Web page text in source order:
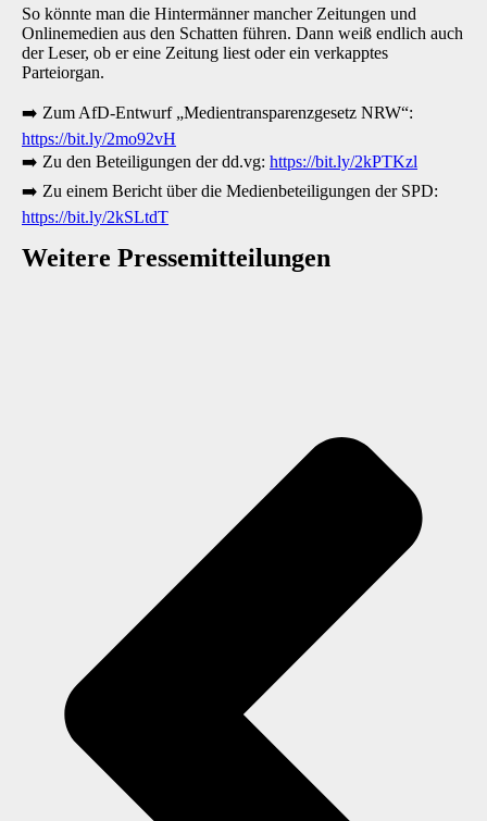
So könnte man die Hintermänner mancher Zeitungen und
Onlinemedien aus den Schatten führen. Dann weiß endlich auch
der Leser, ob er eine Zeitung liest oder ein verkapptes
Parteiorgan.
➡️ Zum AfD-Entwurf „Medientransparenzgesetz NRW“:
https://bit.ly/2mo92vH
➡️ Zu den Beteiligungen der dd.vg: https://bit.ly/2kPTKzl
➡️ Zu einem Bericht über die Medienbeteiligungen der SPD:
https://bit.ly/2kSLtdT
Weitere Presse­mitteilungen